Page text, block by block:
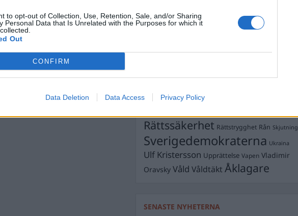
to opt-out of Collection, Use, Retention, Sale, and/or Sharing
Personal Data that Is Unrelated with the Purposes for which it
Out
CONFIRM
Data Deletion Data Access Privacy Policy
Jimmie Åkesson Kokainmålet
LagarMichael Pålsson
Mordförsök Nilsson-Larancuent
Silventoinen Petter Inedahl
Rättssäkerhet Rättstrygghet Rån Skjutning
Sverigedemokraterna Ukraina
Ulf Kristersson Upprättelse Vapen Vladimir
Oravsky Våld Våldtäkt Åklagare
SENASTE NYHETERNA